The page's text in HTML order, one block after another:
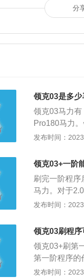
分
领克03是多少
领克03马力
Pro180马力
是增加了全车
气。领克是由
品牌，集欧
主导，吉利汽
年10月20日
哥德堡设计团
发布时间：
领克03+一阶
刷完一阶程序
马力。对于
该车的长度、
5nm。该发动
发动机采用
器变速箱。
大功率转速为
技术，采用铝
发布时间：
领克03刷程序
领克03+刷第
第一阶程序的
件的公差范围
发布时间：